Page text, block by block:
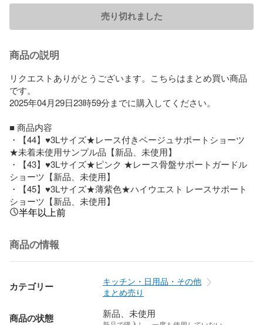
売り切れました
商品の説明
リクエストありがとうございます。こちらはまとめ買い商品
です。
2025年04月29日23時59分までに購入してください。
■ 商品内容
・【44】♥3Lサイズ★レース付きベージュサポートショーツ
★未着未使用サンプル品【新品、未使用】
・【43】♥3Lサイズ★ピンク ★レース骨盤サポートガードル
ショーツ【新品、未使用】
・【45】♥3Lサイズ★薄紫色★ハイウエスト レースサポート
ショーツ【新品、未使用】
半年以上前
商品の情報
カテゴリー
キッチン・日用品・その他
まとめ売り
商品の状態 新品、未使用